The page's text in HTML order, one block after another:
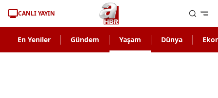
CANLI YAYIN
En Yeniler Gündem Yaşam Dünya